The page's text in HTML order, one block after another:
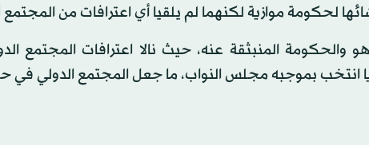
لحكومة موازية لكنهما لم يلقيا أي اعترافات من المجتمع
والحكومة المنبثقة عنه، حيث نالا اعترافات المجتمع
انتخب بموجبه مجلس النواب، ما جعل المجتمع الدولي في